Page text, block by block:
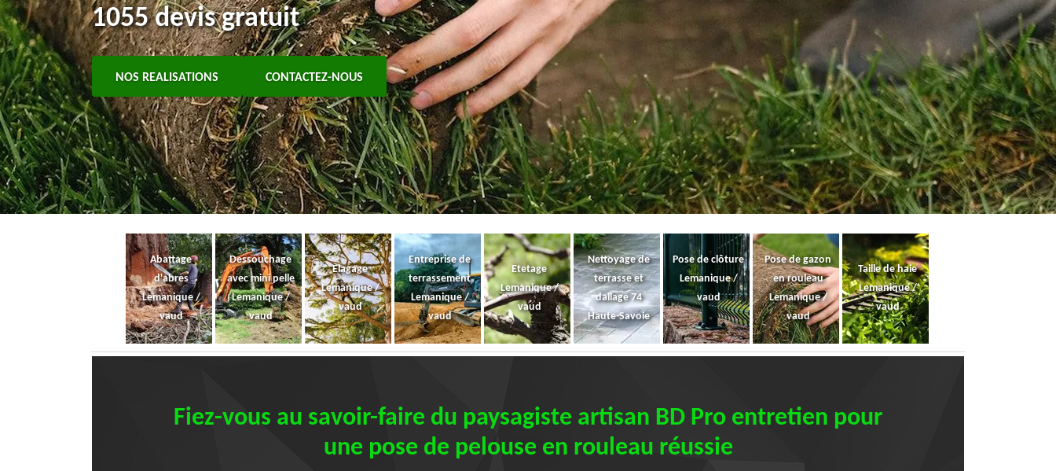
1055 devis gratuit
NOS REALISATIONS CONTACTEZ-NOUS
Abattage
d'abres
Lemanique /
vaud
Dessouchage
avec mini pelle
Lemanique /
vaud
Elagage
Lemanique /
vaud
Entreprise de
terrassement
Lemanique /
vaud
Etetage
Lemanique /
vaud
Nettoyage de
terrasse et
dallage 74
Haute-Savoie
Pose de clôture
Lemanique /
vaud
Pose de gazon
en rouleau
Lemanique /
vaud
Taille de haie
Lemanique /
vaud
Fiez-vous au savoir-faire du paysagiste artisan BD Pro entretien pour
une pose de pelouse en rouleau réussie